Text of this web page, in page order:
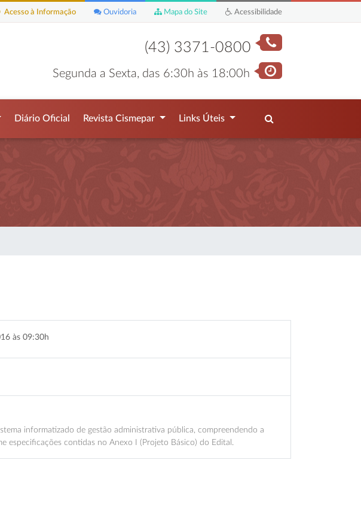
Acessibilidade
Mapa do Site
Ouvidoria
Acesso à Informação
(43) 3371-0800
Segunda a Sexta, das 6:30h às 18:00h
Diário Oficial Revista Cismepar Links Úteis
às 09:30h
informatizado de gestão administrativa pública, compreendendo a
especificações contidas no Anexo I (Projeto Básico) do Edital.